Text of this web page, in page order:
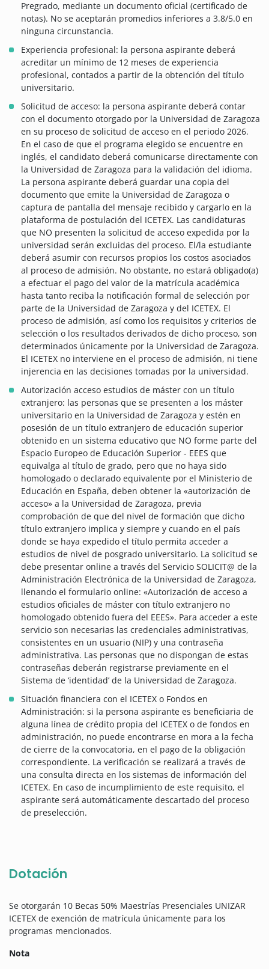
Pregrado, mediante un documento oficial (certificado de
notas). No se aceptarán promedios inferiores a 3.8/5.0 en
ninguna circunstancia.
Experiencia profesional: la persona aspirante deberá
acreditar un mínimo de 12 meses de experiencia
profesional, contados a partir de la obtención del título
universitario.
Solicitud de acceso: la persona aspirante deberá contar
con el documento otorgado por la Universidad de Zaragoza
en su proceso de solicitud de acceso en el periodo 2026.
En el caso de que el programa elegido se encuentre en
inglés, el candidato deberá comunicarse directamente con
la Universidad de Zaragoza para la validación del idioma.
La persona aspirante deberá guardar una copia del
documento que emite la Universidad de Zaragoza o
captura de pantalla del mensaje recibido y cargarlo en la
plataforma de postulación del ICETEX. Las candidaturas
que NO presenten la solicitud de acceso expedida por la
universidad serán excluidas del proceso. El/la estudiante
deberá asumir con recursos propios los costos asociados
al proceso de admisión. No obstante, no estará obligado(a)
a efectuar el pago del valor de la matrícula académica
hasta tanto reciba la notificación formal de selección por
parte de la Universidad de Zaragoza y del ICETEX. El
proceso de admisión, así como los requisitos y criterios de
selección o los resultados derivados de dicho proceso, son
determinados únicamente por la Universidad de Zaragoza.
El ICETEX no interviene en el proceso de admisión, ni tiene
injerencia en las decisiones tomadas por la universidad.
Autorización acceso estudios de máster con un título
extranjero: las personas que se presenten a los máster
universitario en la Universidad de Zaragoza y estén en
posesión de un título extranjero de educación superior
obtenido en un sistema educativo que NO forme parte del
Espacio Europeo de Educación Superior - EEES que
equivalga al título de grado, pero que no haya sido
homologado o declarado equivalente por el Ministerio de
Educación en España, deben obtener la «autorización de
acceso» a la Universidad de Zaragoza, previa
comprobación de que del nivel de formación que dicho
título extranjero implica y siempre y cuando en el país
donde se haya expedido el título permita acceder a
estudios de nivel de posgrado universitario. La solicitud se
debe presentar online a través del Servicio SOLICIT@ de la
Administración Electrónica de la Universidad de Zaragoza,
llenando el formulario online: «Autorización de acceso a
estudios oficiales de máster con título extranjero no
homologado obtenido fuera del EEES». Para acceder a este
servicio son necesarias las credenciales administrativas,
consistentes en un usuario (NIP) y una contraseña
administrativa. Las personas que no dispongan de estas
contraseñas deberán registrarse previamente en el
Sistema de ‘identidad’ de la Universidad de Zaragoza.
Situación financiera con el ICETEX o Fondos en
Administración: si la persona aspirante es beneficiaria de
alguna línea de crédito propia del ICETEX o de fondos en
administración, no puede encontrarse en mora a la fecha
de cierre de la convocatoria, en el pago de la obligación
correspondiente. La verificación se realizará a través de
una consulta directa en los sistemas de información del
ICETEX. En caso de incumplimiento de este requisito, el
aspirante será automáticamente descartado del proceso
de preselección.
Dotación
Se otorgarán 10 Becas 50% Maestrías Presenciales UNIZAR
ICETEX de exención de matrícula únicamente para los
programas mencionados.
Nota